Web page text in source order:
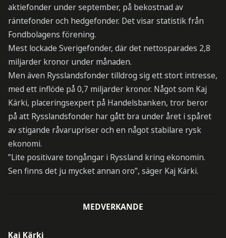
aktiefonder under september, på bekostnad av
räntefonder och hedgefonder. Det visar statistik från
Fondbolagens förening.
Mest lockade Sverigefonder, där det nettosparades 2,8
miljarder kronor under månaden.
Men även Rysslandsfonder tilldrog sig ett stort intresse,
med ett inflöde på 0,7 miljarder kronor. Något som Kaj
Kärki, placeringsexpert på Handelsbanken, tror beror
på att Rysslandsfonder har gått bra under året i spåret
av stigande råvarupriser och en något stabilare rysk
ekonomi.
”Lite positivare tongångar i Ryssland kring ekonomin.
Sen finns det ju mycket annan oro”, säger Kaj Kärki.
MEDVERKANDE
Kaj Kärki